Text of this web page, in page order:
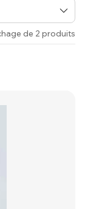
de 2 produits